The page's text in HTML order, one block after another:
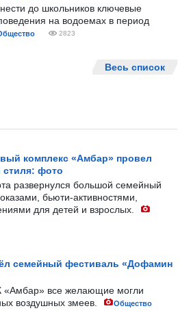
до школьников ключевые
на водоемах в период
2823
Весь список
комплекс «Амбар» провел
стиля: фото
развернулся большой семейный
бьюти-активностями,
для детей и взрослых.
семейный фестиваль «Дофамин
«Амбар» все желающие могли
воздушных змеев.
Общество